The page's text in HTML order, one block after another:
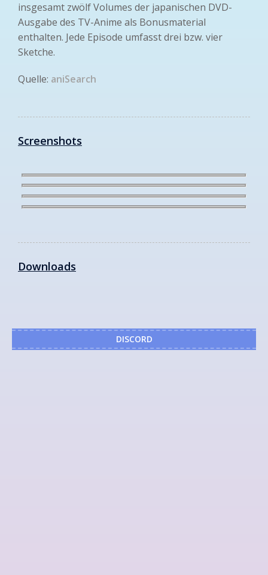
insgesamt zwölf Volumes der japanischen DVD-
Ausgabe des TV-Anime als Bonusmaterial
enthalten. Jede Episode umfasst drei bzw. vier
Sketche.
Quelle: aniSearch
Screenshots
Downloads
DISCORD